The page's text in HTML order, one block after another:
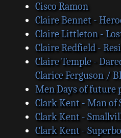
Cisco Ramon
Claire Bennet -
Claire Littleton -
Claire Redfield -
Claire Temple -
Clarice Ferguson /
Men Days of future
Clark Kent - Man of
Clark Kent -
Clark Kent -